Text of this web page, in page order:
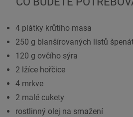
4 plátky krůtího masa
250 g blanšírovaných listů
120 g ovčího sýra
2 lžíce hořčice
4 mrkve
2 malé cukety
rostlinný olej na smažení